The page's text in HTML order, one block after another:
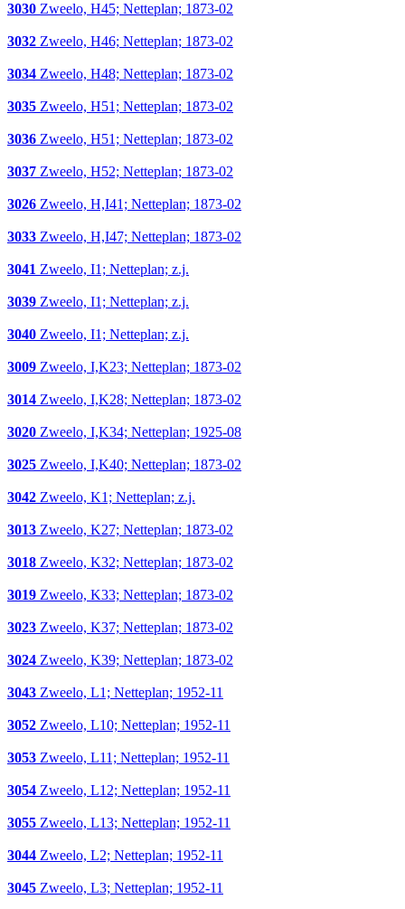
3030 Zweelo, H45; Netteplan; 1873-02
3032 Zweelo, H46; Netteplan; 1873-02
3034 Zweelo, H48; Netteplan; 1873-02
3035 Zweelo, H51; Netteplan; 1873-02
3036 Zweelo, H51; Netteplan; 1873-02
3037 Zweelo, H52; Netteplan; 1873-02
3026 Zweelo, H,I41; Netteplan; 1873-02
3033 Zweelo, H,I47; Netteplan; 1873-02
3041 Zweelo, I1; Netteplan; z.j.
3039 Zweelo, I1; Netteplan; z.j.
3040 Zweelo, I1; Netteplan; z.j.
3009 Zweelo, I,K23; Netteplan; 1873-02
3014 Zweelo, I,K28; Netteplan; 1873-02
3020 Zweelo, I,K34; Netteplan; 1925-08
3025 Zweelo, I,K40; Netteplan; 1873-02
3042 Zweelo, K1; Netteplan; z.j.
3013 Zweelo, K27; Netteplan; 1873-02
3018 Zweelo, K32; Netteplan; 1873-02
3019 Zweelo, K33; Netteplan; 1873-02
3023 Zweelo, K37; Netteplan; 1873-02
3024 Zweelo, K39; Netteplan; 1873-02
3043 Zweelo, L1; Netteplan; 1952-11
3052 Zweelo, L10; Netteplan; 1952-11
3053 Zweelo, L11; Netteplan; 1952-11
3054 Zweelo, L12; Netteplan; 1952-11
3055 Zweelo, L13; Netteplan; 1952-11
3044 Zweelo, L2; Netteplan; 1952-11
3045 Zweelo, L3; Netteplan; 1952-11